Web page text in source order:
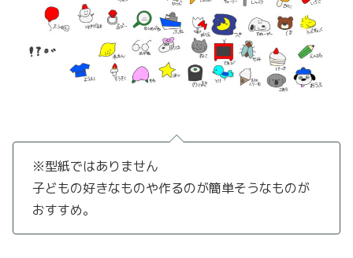
※型紙ではありません
子どもの好きなものや作るのが簡単そうなものが
おすすめ。